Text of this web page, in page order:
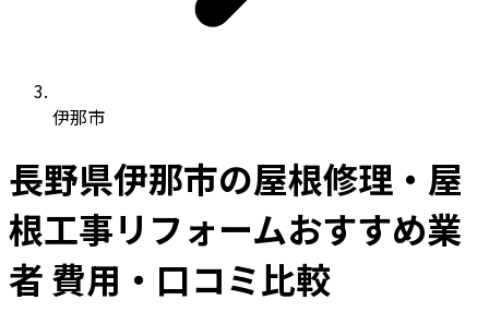
伊那市
長野県伊那市の屋根修理・屋
根工事リフォームおすすめ業
者 費用・口コミ比較